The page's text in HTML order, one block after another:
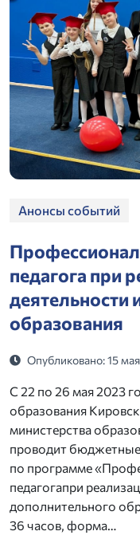
Анонсы событий
педагога при
деятельности
образования
Опубликовано: 15
С 22 по 26 мая 2023
образования
министерства
проводит
по программе
педагогапри
дополнительного
36 часов, форма…